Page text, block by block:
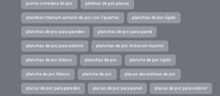
puerta corredera de pvc pletinas de pvc planas
plastiken titanium armario de pvc con 3 puertas planchas de pvc rígido
planchas de pvc para paredes planchas de pvc para pared
planchas de pvc para exterior planchas de pvc imitacion marmol
planchas de pvc blanco planchas de pvc plancha de pvc rigido
plancha de pvc blanco plancha de pvc placas decorativas de pvc
placas de pvc para paredes placas de pvc para pared placas de pvc para exterior